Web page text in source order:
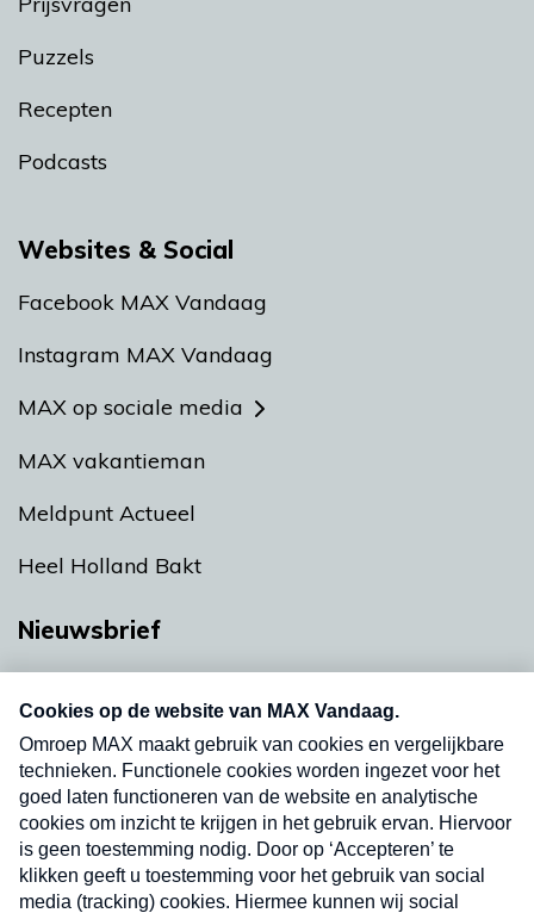
Puzzels
Recepten
Podcasts
Websites & Social
Facebook MAX Vandaag
Instagram MAX Vandaag
MAX op sociale media
MAX vakantieman
Meldpunt Actueel
Heel Holland Bakt
Nieuwsbrief
nieuwsbrief. Elke vrijdag- en dinsdagochtend in
uw mailbox.
Verzend